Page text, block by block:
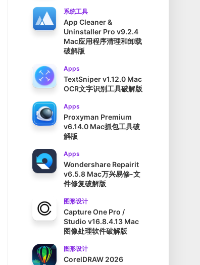
系统工具
App Cleaner &
Uninstaller Pro v9.2.4
Mac应用程序清理和卸载
破解版
Apps
TextSniper v1.12.0 Mac
OCR文字识别工具破解版
Apps
Proxyman Premium
v6.14.0 Mac抓包工具破
解版
Apps
Wondershare Repairit
v6.5.8 Mac万兴易修-文
件修复破解版
图形设计
Capture One Pro /
Studio v16.8.4.13 Mac
图像处理软件破解版
图形设计
CorelDRAW 2026